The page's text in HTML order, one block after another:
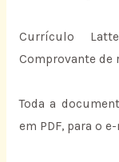
Currículo
Comprovante de
Toda a
em PDF, para o